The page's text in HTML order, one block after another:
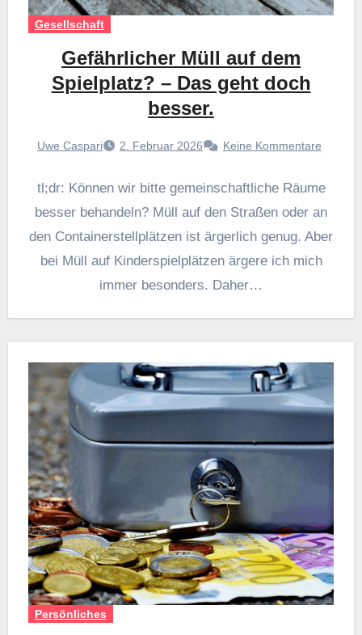
Gesellschaft
Gefährlicher Müll auf dem
Spielplatz? – Das geht doch
besser.
Uwe Caspari 2. Februar 2026 Keine Kommentare
tl;dr: Können wir bitte gemeinschaftliche Räume
besser behandeln? Müll auf den Straßen oder an
den Containerstellplätzen ist ärgerlich genug. Aber
bei Müll auf Kinderspielplätzen ärgere ich mich
immer besonders. Daher…
Persönliches